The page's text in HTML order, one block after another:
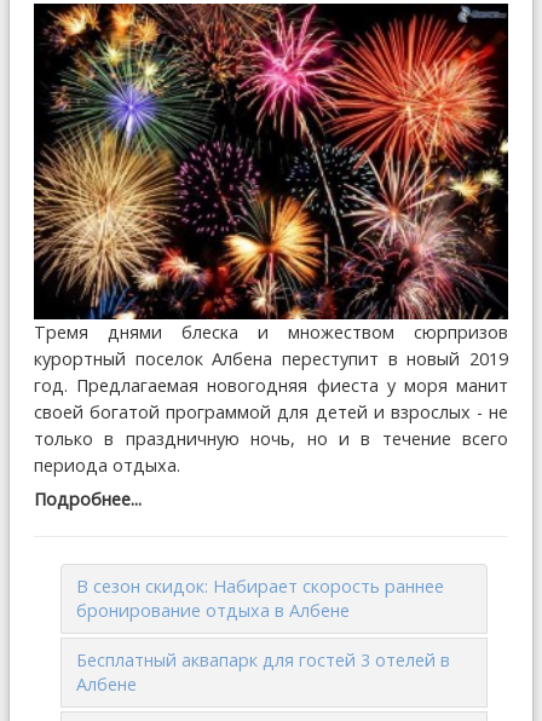
Tремя днями блеска и множеством сюрпризов
курортный поселок Албена переступит в новый 2019
год. Предлагаемая новогодняя фиеста у моря манит
своей богатой программой для детей и взрослых - не
только в праздничную ночь, но и в течение всего
периода отдыха.
Подробнее...
В сезон скидок: Набирает скорость раннее
бронирование отдыха в Албене
Бесплатный аквапарк для гостей 3 отелей в
Албене